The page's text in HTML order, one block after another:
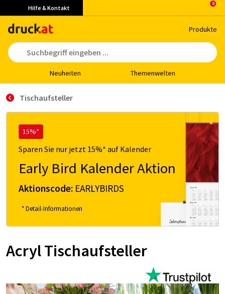
Hilfe & Kontakt
Pro­duk­te
Neu­hei­ten The­men­wel­ten
Tischaufsteller
15%*
Sparen Sie nur jetzt 15%* auf Kalender
Early Bird Kalender Aktion
Aktionscode: EARLYBIRDS
* Detail-Informationen
Acryl Tischaufsteller